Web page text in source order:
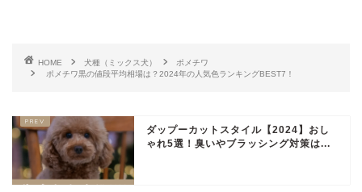
HOME 犬種（ミックス犬）
ポメチワ
ポメチワ黒の値段平均相場は？2024年の人気色ランキングBEST7！
ダップーカットスタイル【2024】おし
ゃれ5選！臭いやブラッシング対策は...